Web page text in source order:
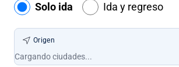
Solo ida Ida y regreso
Origen